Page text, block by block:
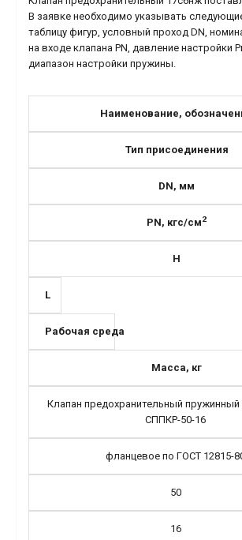
В заявке необходимо указывать
таблицу фигур, условный проход DN,
на входе клапана PN, давление настройки
диапазон настройки пружины.
Наименование,
Тип присоединения
DN, мм
PN, кгс/см2
H
L
Рабочая среда
Масса, кг
Клапан предохранительный
СППКР-50-16
фланцевое по ГОСТ 12815-
50
16